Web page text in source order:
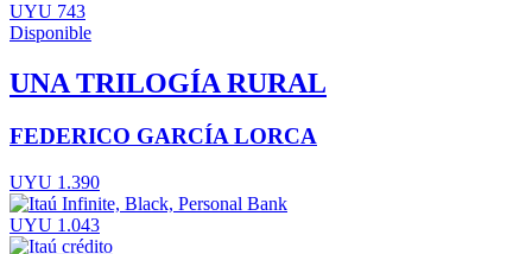
UYU 743
Disponible
UNA TRILOGÍA RURAL
FEDERICO GARCÍA LORCA
UYU 1.390
UYU 1.043